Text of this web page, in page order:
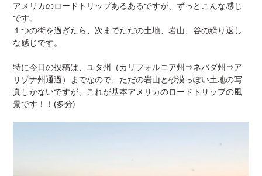
アメリカのロードトリップあるあるですが、ずっとこんな感じ
です。
１つの街を過ぎたら、次までただの土地、岩山、谷の繰り返し
な感じです。
特に今日の投稿は、ユタ州（カリフォルニア州⇒ネバダ州⇒ア
リゾナ州通過）までなので、ただの岩山と砂漠っぽい土地の写
真しかないですが、これが基本アメリカのロードトリップの風
景です！！(多分)